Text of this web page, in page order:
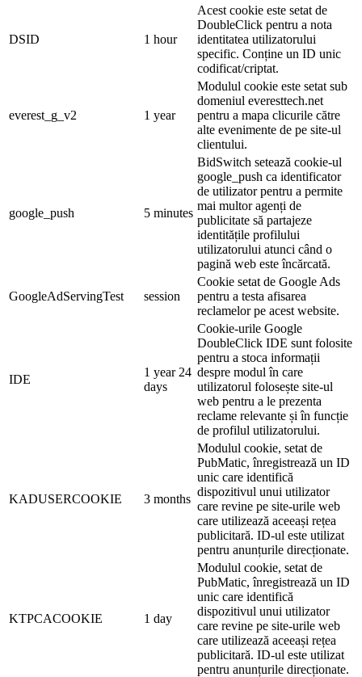
DSID 1 hour
Acest cookie este setat de
DoubleClick pentru a nota
identitatea utilizatorului
specific. Conține un ID unic
codificat/criptat.
everest_g_v2 1 year
Modulul cookie este setat sub
domeniul everesttech.net
pentru a mapa clicurile către
alte evenimente de pe site-ul
clientului.
google_push 5 minutes
BidSwitch setează cookie-ul
google_push ca identificator
de utilizator pentru a permite
mai multor agenți de
publicitate să partajeze
identitățile profilului
utilizatorului atunci când o
pagină web este încărcată.
GoogleAdServingTest session
Cookie setat de Google Ads
pentru a testa afisarea
reclamelor pe acest website.
IDE
1 year 24
days
Cookie-urile Google
DoubleClick IDE sunt folosite
pentru a stoca informații
despre modul în care
utilizatorul folosește site-ul
web pentru a le prezenta
reclame relevante și în funcție
de profilul utilizatorului.
KADUSERCOOKIE 3 months
Modulul cookie, setat de
PubMatic, înregistrează un ID
unic care identifică
dispozitivul unui utilizator
care revine pe site-urile web
care utilizează aceeași rețea
publicitară. ID-ul este utilizat
pentru anunțurile direcționate.
KTPCACOOKIE 1 day
Modulul cookie, setat de
PubMatic, înregistrează un ID
unic care identifică
dispozitivul unui utilizator
care revine pe site-urile web
care utilizează aceeași rețea
publicitară. ID-ul este utilizat
pentru anunțurile direcționate.